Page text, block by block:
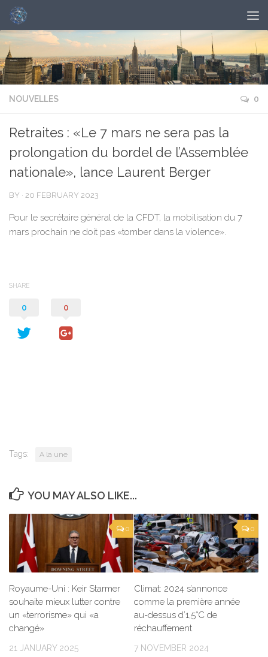
NOUVELLES 0
Retraites : «Le 7 mars ne sera pas la
prolongation du bordel de l’Assemblée
nationale», lance Laurent Berger
BY · 20 FEBRUARY 2023
Pour le secrétaire général de la CFDT, la mobilisation du 7
mars prochain ne doit pas «tomber dans la violence».
SHARE
0 0
Tags: A la une
YOU MAY ALSO LIKE...
0
Royaume-Uni : Keir Starmer
souhaite mieux lutter contre
un «terrorisme» qui «a
changé»
21 JANUARY 2025
0
Climat: 2024 s’annonce
comme la première année
au-dessus d’1,5°C de
réchauffement
7 NOVEMBER 2024